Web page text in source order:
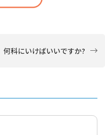
何科にいけばいいですか?